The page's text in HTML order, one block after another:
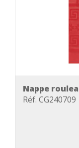
Nappe
Réf. CG240709